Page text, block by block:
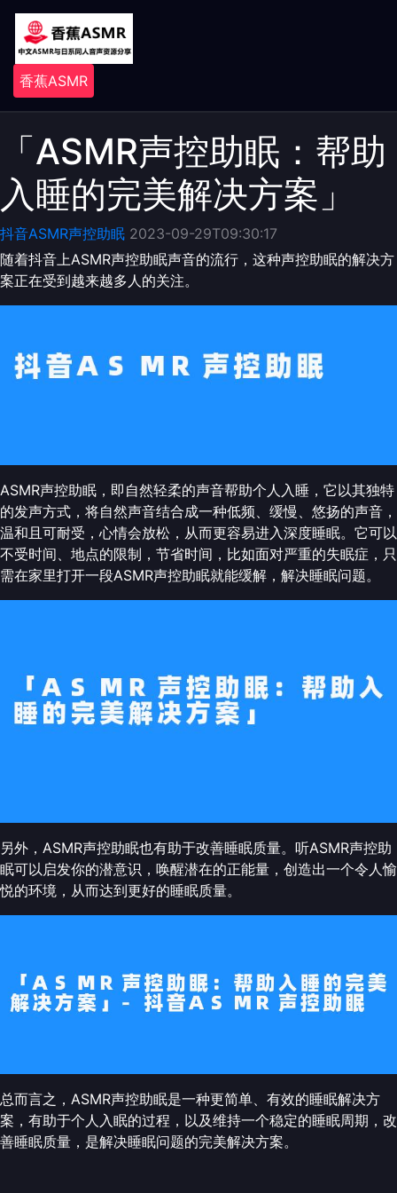
香蕉ASMR
「ASMR声控助眠：帮助
入睡的完美解决方案」
抖音ASMR声控助眠 2023-09-29T09:30:17
随着抖音上ASMR声控助眠声音的流行，这种声控助眠的解决方
案正在受到越来越多人的关注。
ASMR声控助眠，即自然轻柔的声音帮助个人入睡，它以其独特
的发声方式，将自然声音结合成一种低频、缓慢、悠扬的声音，
温和且可耐受，心情会放松，从而更容易进入深度睡眠。它可以
不受时间、地点的限制，节省时间，比如面对严重的失眠症，只
需在家里打开一段ASMR声控助眠就能缓解，解决睡眠问题。
另外，ASMR声控助眠也有助于改善睡眠质量。听ASMR声控助
眠可以启发你的潜意识，唤醒潜在的正能量，创造出一个令人愉
悦的环境，从而达到更好的睡眠质量。
总而言之，ASMR声控助眠是一种更简单、有效的睡眠解决方
案，有助于个人入眠的过程，以及维持一个稳定的睡眠周期，改
善睡眠质量，是解决睡眠问题的完美解决方案。